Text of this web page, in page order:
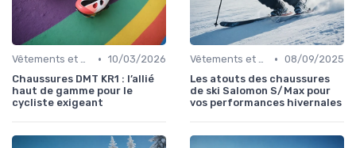
Vêtements et Chaussures de Sport • 10/03/2026
Chaussures DMT KR1 : l’allié
haut de gamme pour le
cycliste exigeant
Vêtements et Chaussures de Sport • 08/09/2025
Les atouts des chaussures
de ski Salomon S/Max pour
vos performances hivernales